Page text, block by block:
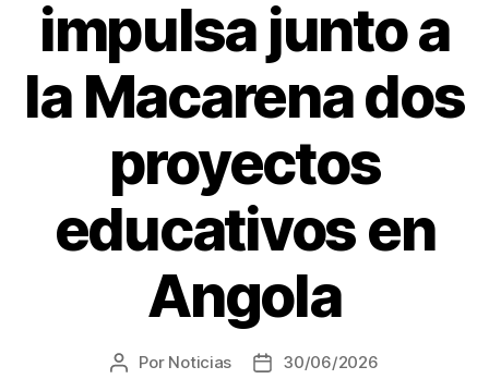
impulsa junto a
la Macarena dos
proyectos
educativos en
Angola
Por Noticias 30/06/2026